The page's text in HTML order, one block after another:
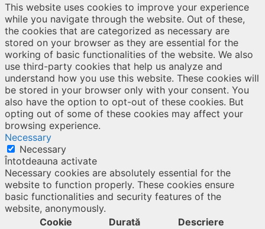
This website uses cookies to improve your experience
while you navigate through the website. Out of these,
the cookies that are categorized as necessary are
stored on your browser as they are essential for the
working of basic functionalities of the website. We also
use third-party cookies that help us analyze and
understand how you use this website. These cookies will
be stored in your browser only with your consent. You
also have the option to opt-out of these cookies. But
opting out of some of these cookies may affect your
browsing experience.
Necessary
Necessary
Întotdeauna activate
Necessary cookies are absolutely essential for the
website to function properly. These cookies ensure
basic functionalities and security features of the
website, anonymously.
Cookie
Durată Descriere